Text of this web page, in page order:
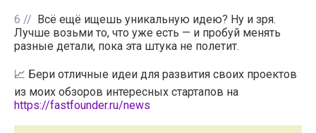
6
Всё ещё ищешь уникальную идею? Ну и зря.
Лучше возьми то, что уже есть — и пробуй менять
разные детали, пока эта штука не полетит.
📈 Бери отличные идеи для развития своих проектов
из моих обзоров интересных стартапов на
https://fastfounder.ru/news